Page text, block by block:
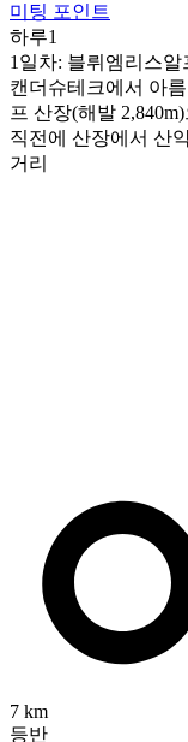
미팅 포인트
하루1
1일차: 블뤼엠리스
캔더슈테크에서 아
프 산장(해발
직전에 산장에서 산
거리
7 km
등반